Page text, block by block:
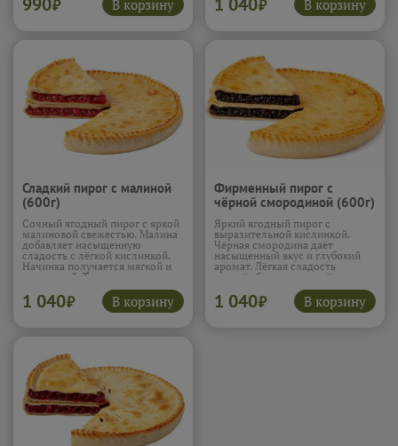
Пирог получается нежным,
₽ В корзину
освежающий и очень
₽ В корзину
Сладкий пирог с малиной
(600г)
Сочный ягодный пирог с яркой
малиновой свежестью. Малина
добавляет насыщенную
сладость с лёгкой кислинкой.
Начинка получается мягкой и
ароматной. Тесто удерживает
соки и остаётся нежным. Пирог
лёгкий и очень сочный.
Подробнее...
1 040₽ В корзину
Фирменный пирог с
чёрной смородиной (600г)
Яркий ягодный пирог с
выразительной кислинкой.
Чёрная смородина даёт
насыщенный вкус и глубокий
аромат. Лёгкая сладость
создаёт баланс и подчёркивает
ягоды. Начинка получается
сочной и насыщенной. Пирог
бодрящий и очень аппетитный.
1 040₽ В корзину